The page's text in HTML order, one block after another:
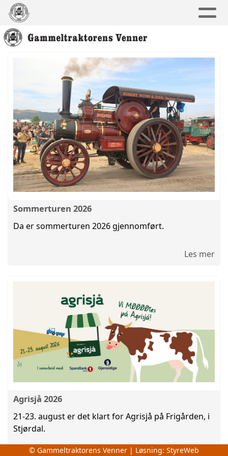
Sommerturen 2026
Da er sommerturen 2026 gjennomført.
Les mer
Agrisjå 2026
21-23. august er det klart for Agrisjå på Frigården, i
Stjørdal.
© Gammeltraktorens Venner | Løsning: StyreWeb